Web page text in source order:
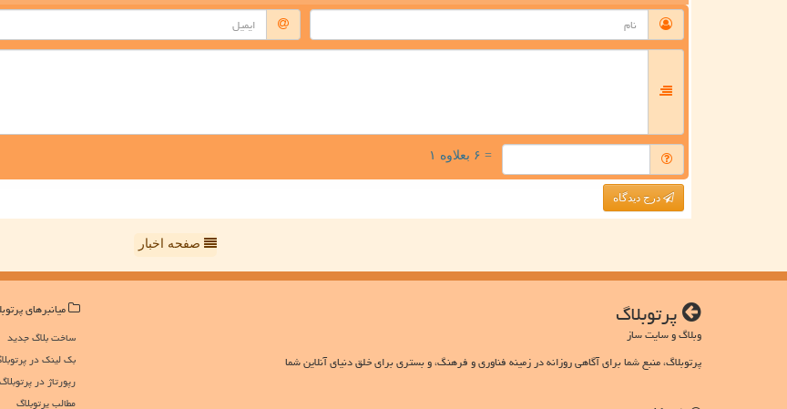
= ۶ بعلاوه ۱
درج دیدگاه
صفحه اخبار
پرتوبلاگ
وبلاگ و سایت ساز
پرتوبلاگ، منبع شما برای آگاهی روزانه در زمینه فناوری و فرهنگ، و بستری برای خلق دنیای آنلاین شما
میانبرهای
ساخت بلاگ جدید
بک لینک در
رپورتاژ در پرتوبلاگ
مطالب پرتوبلاگ